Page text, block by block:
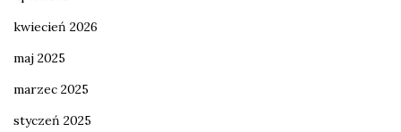
kwiecień 2026
maj 2025
marzec 2025
styczeń 2025